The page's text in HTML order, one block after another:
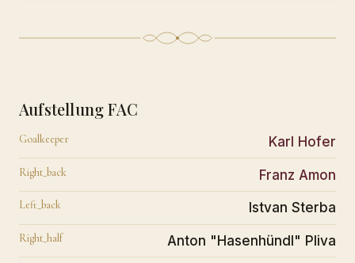
Aufstellung FAC
Goalkeeper Karl Hofer
Right_back Franz Amon
Left_back Istvan Sterba
Right_half Anton "Hasenhündl" Pliva